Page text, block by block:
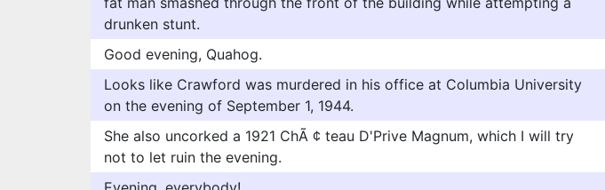
drunken stunt.
Good evening, Quahog.
Looks like Crawford was murdered in his office at Columbia University
on the evening of September 1, 1944.
She also uncorked a 1921 ChÃ ¢ teau D'Prive Magnum, which I will try
not to let ruin the evening.